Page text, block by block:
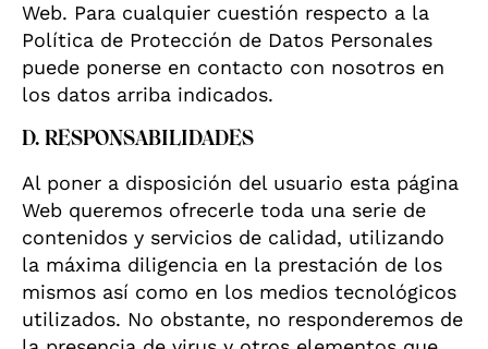
Web. Para cualquier cuestión respecto a la
Política de Protección de Datos Personales
puede ponerse en contacto con nosotros en
los datos arriba indicados.
D. RESPONSABILIDADES
Al poner a disposición del usuario esta página
Web queremos ofrecerle toda una serie de
contenidos y servicios de calidad, utilizando
la máxima diligencia en la prestación de los
mismos así como en los medios tecnológicos
utilizados. No obstante, no responderemos de